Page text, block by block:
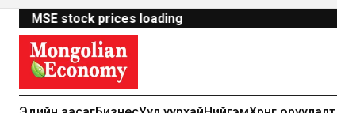
MSE stock prices loading